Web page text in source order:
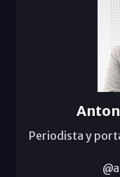
Periodista y